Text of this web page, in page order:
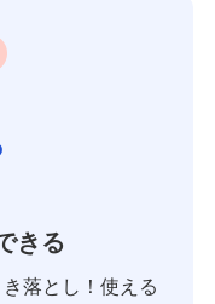
きる
落とし！使える